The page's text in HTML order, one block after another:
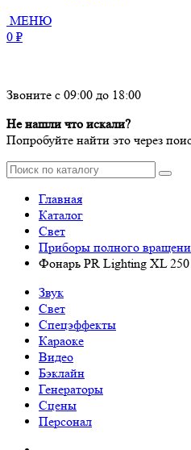
МЕНЮ
0 ₽
Звоните с 09:00 до 18:00
Не нашли что искали?
Попробуйте найти это через
Главная
Каталог
Свет
Приборы полного
Фонарь PR Lighting XL
Звук
Свет
Спецэффекты
Караоке
Видео
Бэклайн
Генераторы
Сцены
Персонал